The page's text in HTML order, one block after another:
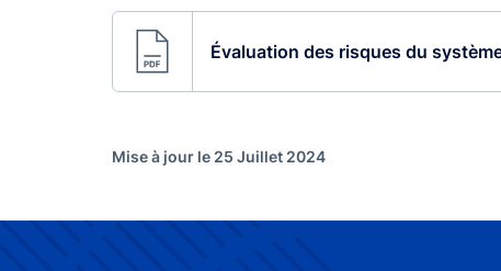
Évaluation des risques du
Mise à jour le 25 Juillet 2024